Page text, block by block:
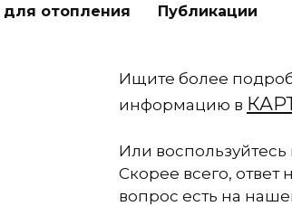
отопления Публикации
Ищите более
информацию в
Или
Скорее всего, ответ
вопрос есть на